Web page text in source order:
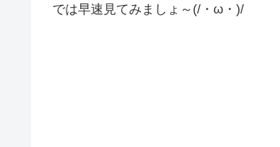
では早速見てみましょ～(/・ω・)/